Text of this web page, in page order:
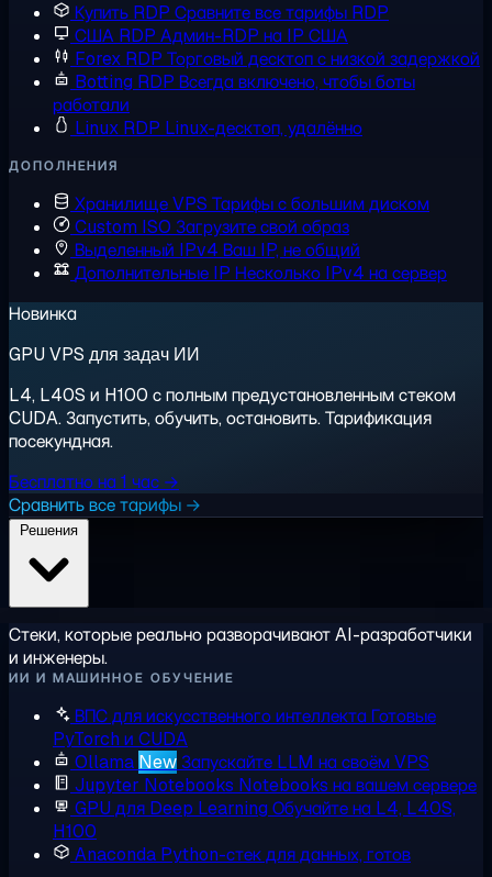
Купить RDP Сравните все тарифы RDP
США RDP Админ-RDP на IP США
Forex RDP Торговый десктоп с низкой задержкой
Botting RDP Всегда включено, чтобы боты
работали
Linux RDP Linux-десктоп, удалённо
ДОПОЛНЕНИЯ
Хранилище VPS Тарифы с большим диском
Custom ISO Загрузите свой образ
Выделенный IPv4 Ваш IP, не общий
Дополнительные IP Несколько IPv4 на сервер
Новинка
GPU VPS для задач ИИ
L4, L40S и H100 с полным предустановленным стеком
CUDA. Запустить, обучить, остановить. Тарификация
посекундная.
Бесплатно на 1 час →
Сравнить все тарифы →
Стеки, которые реально разворачивают AI-разработчики
и инженеры.
ИИ И МАШИННОЕ ОБУЧЕНИЕ
ВПС для искусственного интеллектаГотовые
PyTorch и CUDA
Ollama NewЗапускайте LLM на своём VPS
Jupyter Notebooks Notebooks на вашем сервере
GPU для Deep Learning Обучайте на L4, L40S,
H100
Anaconda Python-стек для данных, готов